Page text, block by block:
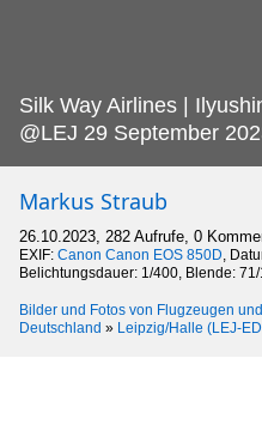
Silk Way Airlines |
@LEJ 29 September
Markus Straub
26.10.2023, 282 Aufrufe, 0
EXIF: Canon Canon EOS 850D,
Belichtungsdauer: 1/400, Blende:
Bilder und Fotos von Flugzeugen
Deutschland » Leipzig/Halle (LEJ-